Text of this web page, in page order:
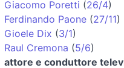
Giacomo Poretti (26/4)
Ferdinando Paone (27/11)
Gioele Dix (3/1)
Raul Cremona (5/6)
attore e conduttore